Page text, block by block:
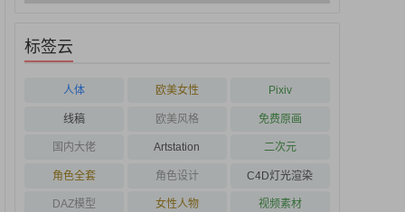
标签云
人体 欧美女性 Pixiv
线稿 欧美风格 免费原画
国内大佬 Artstation 二次元
角色全套 角色设计 C4D灯光渲染
DAZ模型 女性人物 视频素材